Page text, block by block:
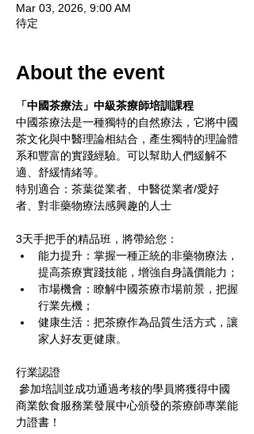
Mar 03, 2026, 9:00 AM
待定
About the event
「中國茶療法」中級茶療師培訓課程
中國茶療法是一種獨特的自然療法，它將中國
茶文化與中醫理論相結合，產生獨特的理論體
系和豐富的實踐經驗。可以幫助人們緩解不
適、舒緩情緒等。
特別適合：茶葉從業者、中醫從業者/愛好
者、對非藥物療法感興趣的人士
3天手把手的精品班，將帶給您：
能力提升：掌握一種正統的非藥物療法，
提高茶療實踐技能，增強自身議價能力；
市場機會：瞭解中國茶療市場前景，把握
行業先機；
健康生活：把茶療作為品質生活方式，讓
家人好友更健康。
行業認證
參加培訓並成功通過考核的學員將獲得中國
商業飲食服務業發展中心頒發的茶療師專業能
力證書！